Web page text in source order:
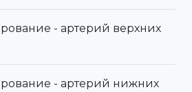
- артерий верхних
- артерий нижних